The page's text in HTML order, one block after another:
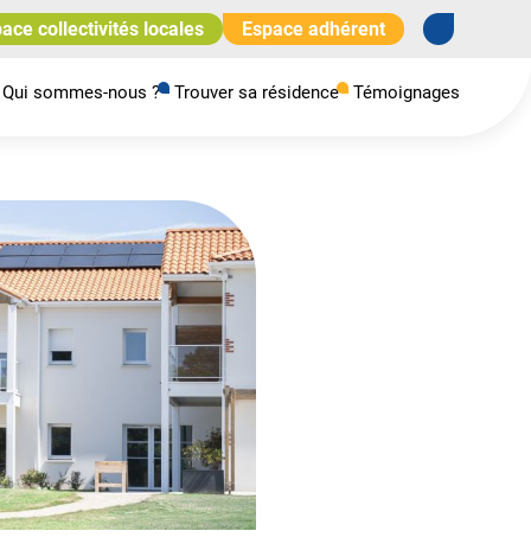
collectivités locales Espace adhérent
Qui sommes-nous ? Trouver sa résidence Témoignages